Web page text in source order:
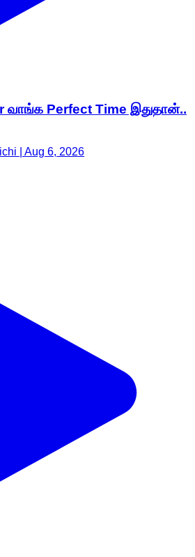
வாங்க Perfect Time இதுதான்..
| Aug 6, 2026